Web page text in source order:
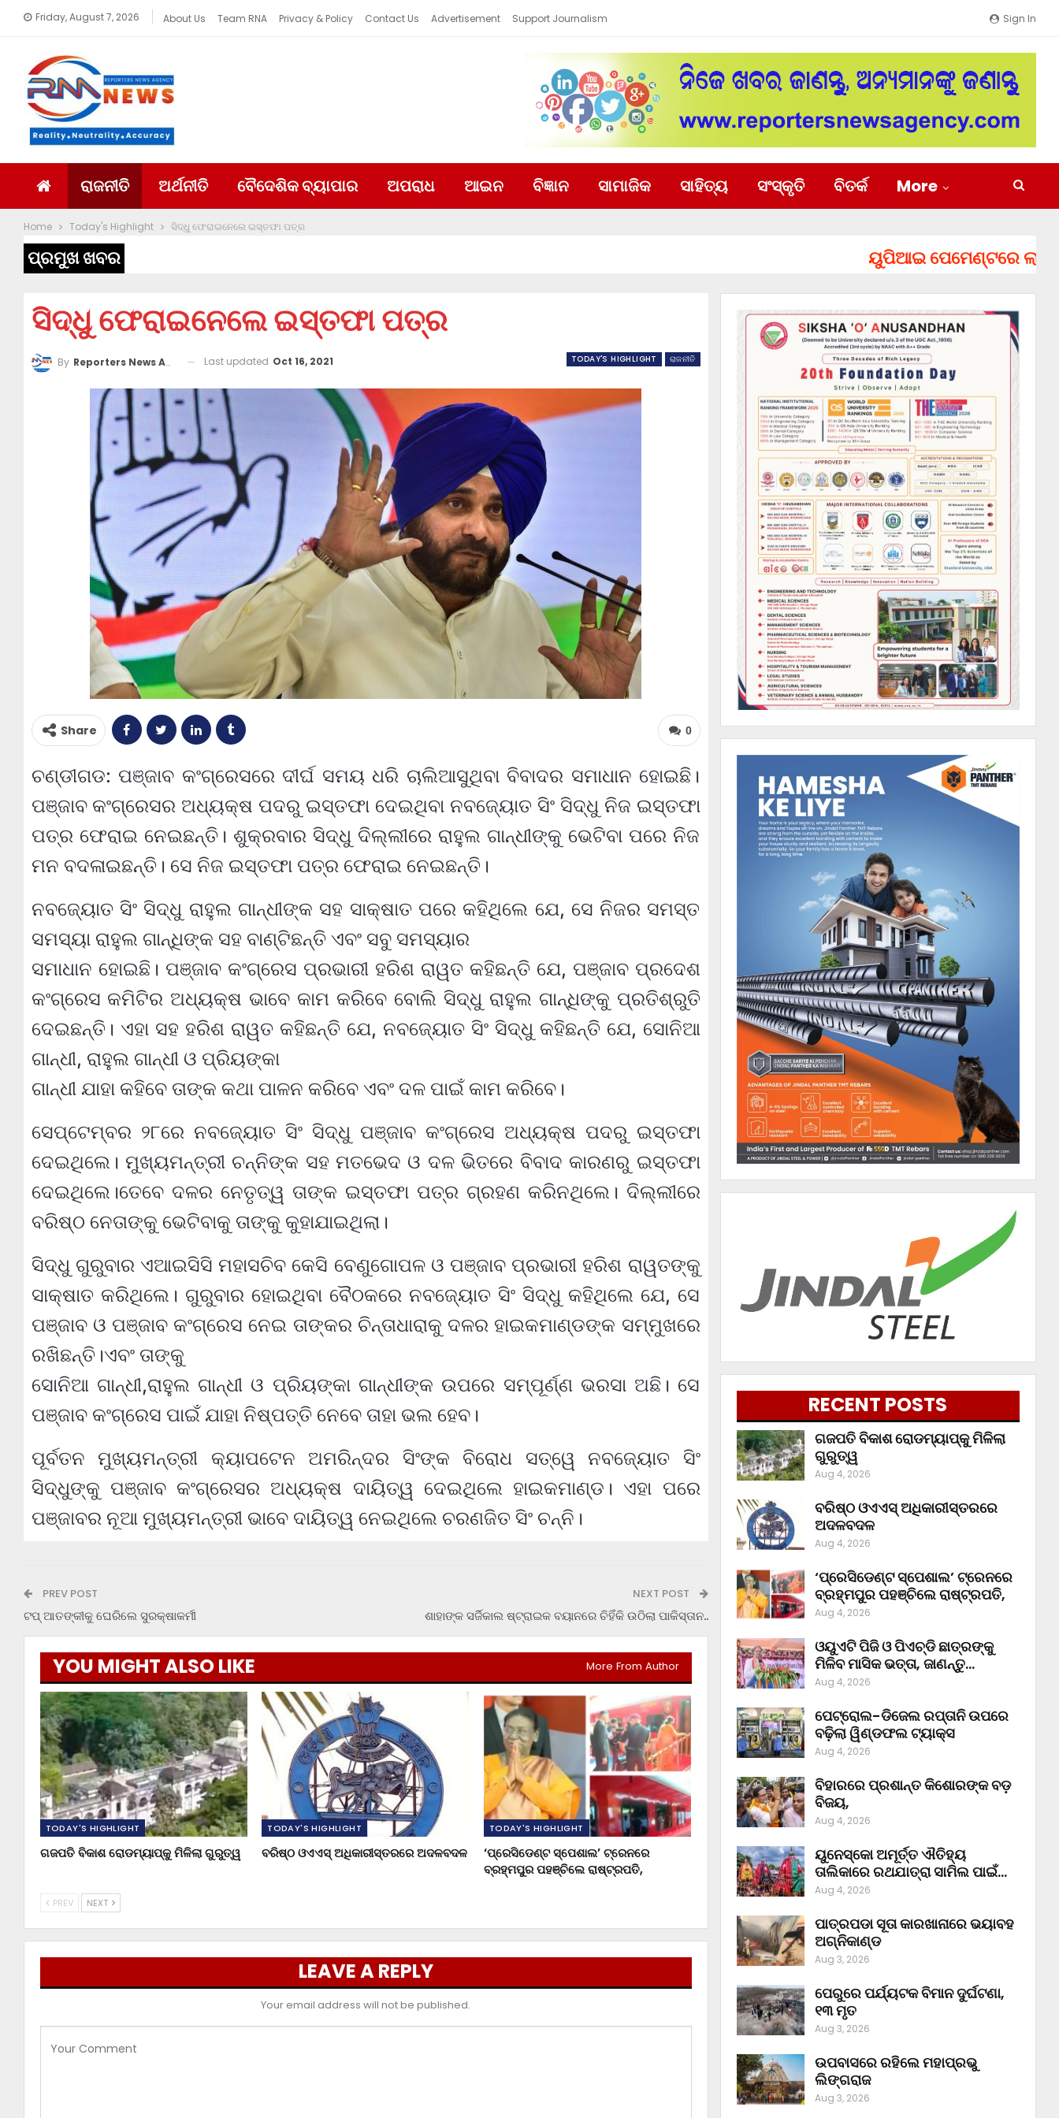
Sign In
Friday, August 7, 2026 About Us Team RNA Privacy & Policy Contact Us Advertisement Support Journalism
ରାଜନୀତି ଅର୍ଥନୀତି ବୈଦେଶିକ ବ୍ୟାପାର ଅପରାଧ ଆଇନ ବିଜ୍ଞାନ ସାମାଜିକ ସାହିତ୍ୟ ସଂସ୍କୃତି ବିତର୍କ More
Home Today's Highlight ସିଦ୍ଧୁ ଫେରାଇନେଲେ ଇସ୍ତଫା ପତ୍ର
ପ୍ରମୁଖ ଖବର ୟୁପିଆଇ ପେମେଣ୍ଟରେ ଲାଗିପାରେ
ସିଦ୍ଧୁ ଫେରାଇନେଲେ ଇସ୍ତଫା ପତ୍ର
TODAY'S HIGHLIGHT ରାଜନୀତି
By Reporters News Agency Last updated Oct 16, 2021
0
Share
ଚଣ୍ଡୀଗଡ: ପଞ୍ଜାବ କଂଗ୍ରେସରେ ଦୀର୍ଘ ସମୟ ଧରି ଚାଲିଆସୁଥିବା ବିବାଦର ସମାଧାନ ହୋଇଛି।
ପଞ୍ଜାବ କଂଗ୍ରେସର ଅଧ୍ୟକ୍ଷ ପଦରୁ ଇସ୍ତଫା ଦେଇଥିବା ନବଜ୍ୟୋତ ସିଂ ସିଦ୍ଧୁ ନିଜ ଇସ୍ତଫା
ପତ୍ର ଫେରାଇ ନେଇଛନ୍ତି। ଶୁକ୍ରବାର ସିଦ୍ଧୁ ଦିଲ୍ଲୀରେ ରାହୁଲ ଗାନ୍ଧୀଙ୍କୁ ଭେଟିବା ପରେ ନିଜ
ମନ ବଦଳାଇଛନ୍ତି। ସେ ନିଜ ଇସ୍ତଫା ପତ୍ର ଫେରାଇ ନେଇଛନ୍ତି।
ନବଜ୍ୟୋତ ସିଂ ସିଦ୍ଧୁ ରାହୁଲ ଗାନ୍ଧୀଙ୍କ ସହ ସାକ୍ଷାତ ପରେ କହିଥିଲେ ଯେ, ସେ ନିଜର ସମସ୍ତ
ସମସ୍ୟା ରାହୁଲ ଗାନ୍ଧିଙ୍କ ସହ ବାଣ୍ଟିଛନ୍ତି ଏବଂ ସବୁ ସମସ୍ୟାର
ସମାଧାନ ହୋଇଛି। ପଞ୍ଜାବ କଂଗ୍ରେସ ପ୍ରଭାରୀ ହରିଶ ରାୱତ କହିଛନ୍ତି ଯେ, ପଞ୍ଜାବ ପ୍ରଦେଶ
କଂଗ୍ରେସ କମିଟିର ଅଧ୍ୟକ୍ଷ ଭାବେ କାମ କରିବେ ବୋଲି ସିଦ୍ଧୁ ରାହୁଲ ଗାନ୍ଧିଙ୍କୁ ପ୍ରତିଶ୍ରୁତି
ଦେଇଛନ୍ତି। ଏହା ସହ ହରିଶ ରାୱତ କହିଛନ୍ତି ଯେ, ନବଜ୍ୟୋତ ସିଂ ସିଦ୍ଧୁ କହିଛନ୍ତି ଯେ, ସୋନିଆ
ଗାନ୍ଧୀ, ରାହୁଲ ଗାନ୍ଧୀ ଓ ପ୍ରିୟଙ୍କା
ଗାନ୍ଧୀ ଯାହା କହିବେ ତାଙ୍କ କଥା ପାଳନ କରିବେ ଏବଂ ଦଳ ପାଇଁ କାମ କରିବେ।
ସେପ୍ଟେମ୍ବର ୨୮ରେ ନବଜ୍ୟୋତ ସିଂ ସିଦ୍ଧୁ ପଞ୍ଜାବ କଂଗ୍ରେସ ଅଧ୍ୟକ୍ଷ ପଦରୁ ଇସ୍ତଫା
ଦେଇଥିଲେ। ମୁଖ୍ୟମନ୍ତ୍ରୀ ଚନ୍ନିଙ୍କ ସହ ମତଭେଦ ଓ ଦଳ ଭିତରେ ବିବାଦ କାରଣରୁ ଇସ୍ତଫା
ଦେଇଥିଲେ।ତେବେ ଦଳର ନେତୃତ୍ୱ ତାଙ୍କ ଇସ୍ତଫା ପତ୍ର ଗ୍ରହଣ କରିନଥିଲେ। ଦିଲ୍ଲୀରେ
ବରିଷ୍ଠ ନେତାଙ୍କୁ ଭେଟିବାକୁ ତାଙ୍କୁ କୁହାଯାଇଥିଲା।
ସିଦ୍ଧୁ ଗୁରୁବାର ଏଆଇସିସି ମହାସଚିବ କେସି ବେଣୁଗୋପଳ ଓ ପଞ୍ଜାବ ପ୍ରଭାରୀ ହରିଶ ରାୱତଙ୍କୁ
ସାକ୍ଷାତ କରିଥିଲେ। ଗୁରୁବାର ହୋଇଥିବା ବୈଠକରେ ନବଜ୍ୟୋତ ସିଂ ସିଦ୍ଧୁ କହିଥିଲେ ଯେ, ସେ
ପଞ୍ଜାବ ଓ ପଞ୍ଜାବ କଂଗ୍ରେସ ନେଇ ତାଙ୍କର ଚିନ୍ତାଧାରାକୁ ଦଳର ହାଇକମାଣ୍ଡଙ୍କ ସମ୍ମୁଖରେ
ରଖିଛନ୍ତି।ଏବଂ ତାଙ୍କୁ
ସୋନିଆ ଗାନ୍ଧୀ,ରାହୁଲ ଗାନ୍ଧୀ ଓ ପ୍ରିୟଙ୍କା ଗାନ୍ଧୀଙ୍କ ଉପରେ ସମ୍ପୂର୍ଣ୍ଣ ଭରସା ଅଛି। ସେ
ପଞ୍ଜାବ କଂଗ୍ରେସ ପାଇଁ ଯାହା ନିଷ୍ପତ୍ତି ନେବେ ତାହା ଭଲ ହେବ।
ପୂର୍ବତନ ମୁଖ୍ୟମନ୍ତ୍ରୀ କ୍ୟାପଟେନ ଅମରିନ୍ଦର ସିଂଙ୍କ ବିରୋଧ ସତ୍ୱେ ନବଜ୍ୟୋତ ସିଂ
ସିଦ୍ଧୁଙ୍କୁ ପଞ୍ଜାବ କଂଗ୍ରେସର ଅଧ୍ୟକ୍ଷ ଦାୟିତ୍ୱ ଦେଇଥିଲେ ହାଇକମାଣ୍ଡ। ଏହା ପରେ
ପଞ୍ଜାବର ନୂଆ ମୁଖ୍ୟମନ୍ତ୍ରୀ ଭାବେ ଦାୟିତ୍ୱ ନେଇଥିଲେ ଚରଣଜିତ ସିଂ ଚନ୍ନି।
PREV POST
ଟପ୍ ଆତଙ୍କୀକୁ ଘେରିଲେ ସୁରକ୍ଷାକର୍ମୀ
NEXT POST
ଶାହାଙ୍କ ସର୍ଜିକାଲ ଷ୍ଟ୍ରାଇକ ବୟାନରେ ଚିହିଁକି ଉଠିଲା ପାକିସ୍ତାନ..
YOU MIGHT ALSO LIKE More From Author
TODAY'S HIGHLIGHT
ଗଜପତି ବିକାଶ ରୋଡମ୍ୟାପ୍‌କୁ ମିଳିଲା ଗୁରୁତ୍ୱ
TODAY'S HIGHLIGHT
ବରିଷ୍ଠ ଓଏଏସ୍‌ ଅଧିକାରୀସ୍ତରରେ ଅଦଳବଦଳ
TODAY'S HIGHLIGHT
‘ପ୍ରେସିଡେଣ୍ଟ ସ୍ପେଶାଲ’ ଟ୍ରେନରେ
ବ୍ରହ୍ମପୁର ପହଞ୍ଚିଲେ ରାଷ୍ଟ୍ରପତି,
PREV NEXT
LEAVE A REPLY
Your email address will not be published.
RECENT POSTS
ଗଜପତି ବିକାଶ ରୋଡମ୍ୟାପ୍‌କୁ ମିଳିଲା
ଗୁରୁତ୍ୱ
Aug 4, 2026
ବରିଷ୍ଠ ଓଏଏସ୍‌ ଅଧିକାରୀସ୍ତରରେ
ଅଦଳବଦଳ
Aug 4, 2026
‘ପ୍ରେସିଡେଣ୍ଟ ସ୍ପେଶାଲ’ ଟ୍ରେନରେ
ବ୍ରହ୍ମପୁର ପହଞ୍ଚିଲେ ରାଷ୍ଟ୍ରପତି,
Aug 4, 2026
ଓୟୁଏଟି ପିଜି ଓ ପିଏଚ୍‌ଡି ଛାତ୍ରଙ୍କୁ
ମିଳିବ ମାସିକ ଭତ୍ତା, ଜାଣନ୍ତୁ…
Aug 4, 2026
ପେଟ୍ରୋଲ-ଡିଜେଲ ରପ୍ତାନି ଉପରେ
ବଢ଼ିଲା ୱିଣ୍ଡଫଲ ଟ୍ୟାକ୍ସ
Aug 4, 2026
ବିହାରରେ ପ୍ରଶାନ୍ତ କିଶୋରଙ୍କ ବଡ଼
ବିଜୟ,
Aug 4, 2026
ୟୁନେସ୍କୋ ଅମୂର୍ତ୍ତ ଐତିହ୍ୟ
ତାଲିକାରେ ରଥଯାତ୍ରା ସାମିଲ ପାଇଁ…
Aug 4, 2026
ପାତ୍ରପଡା ସୂତା କାରଖାନାରେ ଭୟାବହ
ଅଗ୍ନିକାଣ୍ଡ
Aug 3, 2026
ପେରୁରେ ପର୍ଯ୍ୟଟକ ବିମାନ ଦୁର୍ଘଟଣା,
୧୩ ମୃତ
Aug 3, 2026
ଉପବାସରେ ରହିଲେ ମହାପ୍ରଭୁ
ଲିଙ୍ଗରାଜ
Aug 3, 2026